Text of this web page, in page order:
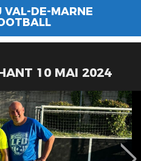
VAL-DE-MARNE
10 MAI 2024